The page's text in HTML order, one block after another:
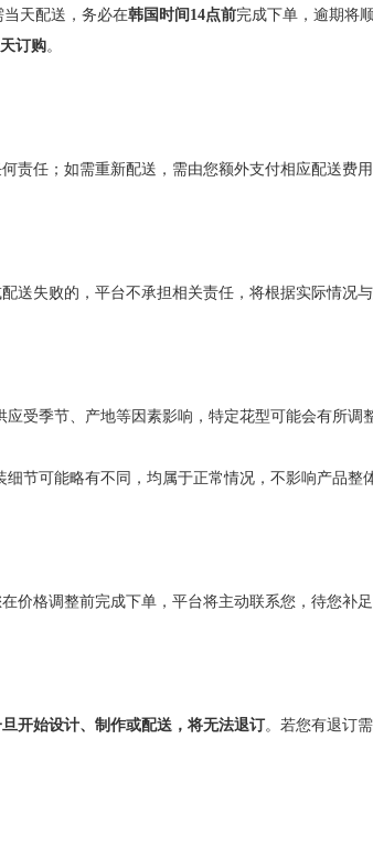
天配送，务必在韩国时间 14点前完成下单，逾期将
天订购。
责任；如需重新配送，需由您额外支付相应配送费用
失败的，平台不承担相关责任，将根据实际情况与
应受季节、产地等因素影响，特定花型可能会有所
节可能略有不同，均属于正常情况，不影响产品整
格调整前完成下单，平台将主动联系您，待您补
开始设计、制作或配送，将无法退订。若您有退订